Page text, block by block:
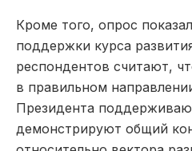
Кроме того, опрос
поддержки курса
респондентов считают,
в правильном
Президента
демонстрируют общий